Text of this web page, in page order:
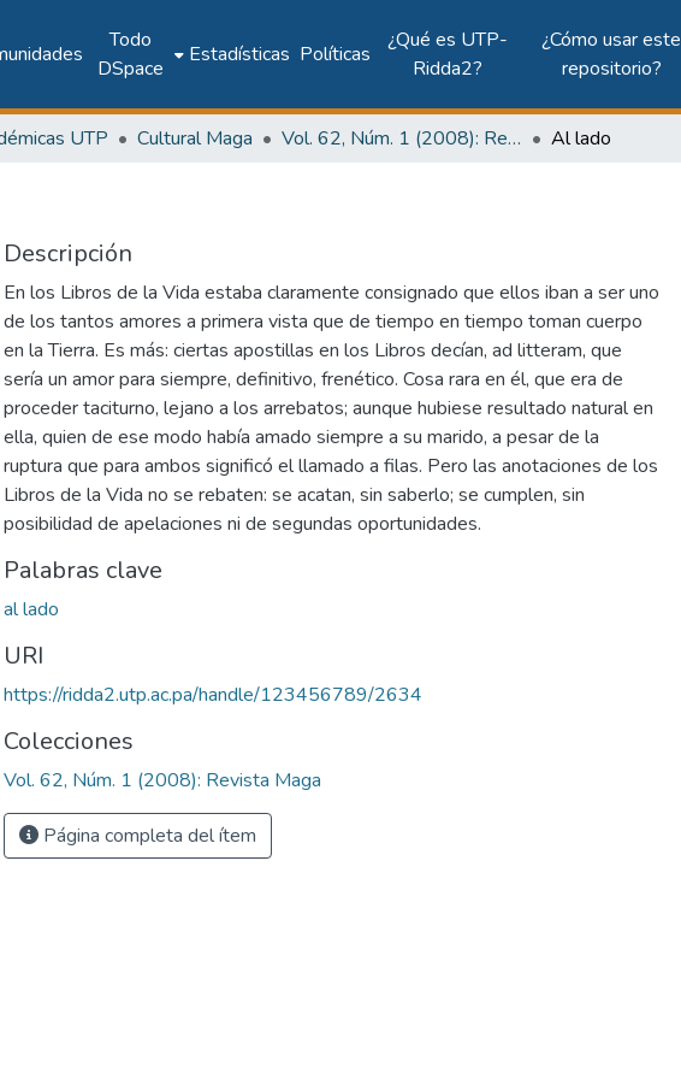
Todo
DSpace
Estadísticas Políticas
¿Qué es UTP-
Ridda2?
¿Cómo usar este
repositorio?
UTP Cultural Maga Vol. 62, Núm. 1 (2008): Revista Maga Al lado
Descripción
En los Libros de la Vida estaba claramente consignado que ellos iban a ser uno
de los tantos amores a primera vista que de tiempo en tiempo toman cuerpo
en la Tierra. Es más: ciertas apostillas en los Libros decían, ad litteram, que
sería un amor para siempre, definitivo, frenético. Cosa rara en él, que era de
proceder taciturno, lejano a los arrebatos; aunque hubiese resultado natural en
ella, quien de ese modo había amado siempre a su marido, a pesar de la
ruptura que para ambos significó el llamado a filas. Pero las anotaciones de los
Libros de la Vida no se rebaten: se acatan, sin saberlo; se cumplen, sin
posibilidad de apelaciones ni de segundas oportunidades.
Palabras clave
al lado
URI
https://ridda2.utp.ac.pa/handle/123456789/2634
Colecciones
Vol. 62, Núm. 1 (2008): Revista Maga
Página completa del ítem